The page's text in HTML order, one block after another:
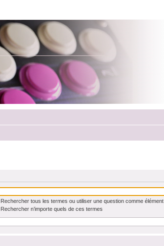
Rechercher tous les termes ou utiliser une question comme élément
Rechercher n’importe quels de ces termes